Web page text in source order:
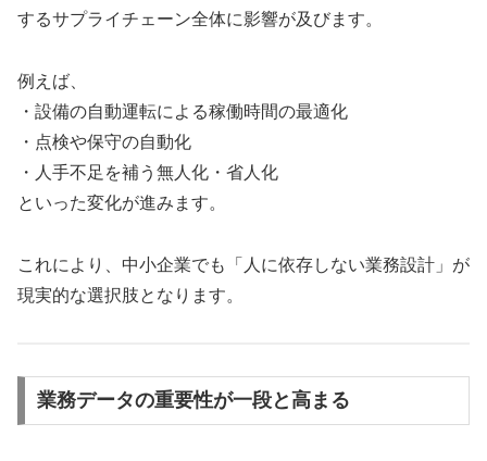
するサプライチェーン全体に影響が及びます。
例えば、
・設備の自動運転による稼働時間の最適化
・点検や保守の自動化
・人手不足を補う無人化・省人化
といった変化が進みます。
これにより、中小企業でも「人に依存しない業務設計」が
現実的な選択肢となります。
業務データの重要性が一段と高まる